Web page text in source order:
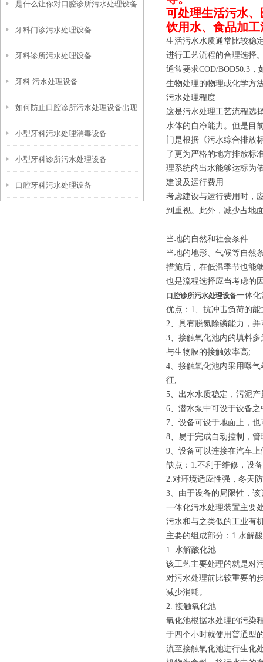
设备的一些小常识
是什么让你对口腔诊所污水处理设备
如此的看好！
牙科门诊污水处理设备
牙科诊所污水处理设备
牙科 污水处理设备
如何防止口腔诊所污水处理设备出现
堵塞情况！
小型牙科污水处理消毒设备
小型牙科诊所污水处理设备
口腔牙科污水处理设备
可处理生活污水
饮用水、食品加
生活污水水质通常比较稳
进行工艺流程的合理选择
通常要求COD/BOD50.3
生物处理的物理或化学方
污水处理程度
这是污水处理工艺流程选
水体的自净能力。但是目
门是根据《污水综合排放
了更为严格的地方排放标
理系统的出水能够达标为
建设及运行费用
考虑建设与运行费用时，
到重视。此外，减少占地
当地的自然和社会条件
当地的地形、气候等自然
措施后，在低温季节也能
也是流程选择应当考虑的
口腔诊所污水处理设备一体
优点：1、抗冲击负荷的
2、具有脱氮除磷能力，
3、接触氧化池内的填料
与生物膜的接触效率高;
4、接触氧化池内采用曝
征;
5、出水水质稳定，污泥
6、潜水泵中可设于设备
7、设备可设于地面上，
8、易于完成自动控制，
9、设备可以连接在汽车
缺点：1.不利于维修，设
2.对环境适应性强，冬天
3、由于设备的局限性，
一体化污水处理装置主要
污水和与之类似的工业有
主要的组成部分：1.水解
1. 水解酸化池
该工艺主要处理的就是对
对污水处理前比较重要的
减少消耗。
2. 接触氧化池
氧化池根据水处理的污染
于四个小时就使用普通型
流至接触氧化池进行生化